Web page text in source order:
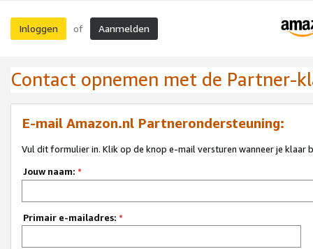
Inloggen of Aanmelden
Contact opnemen met de Partner-
E-mail Amazon.nl Partnerondersteuning:
Vul dit formulier in. Klik op de knop e-mail versturen wanneer je klaar
Jouw naam: *
Primair e-mailadres: *